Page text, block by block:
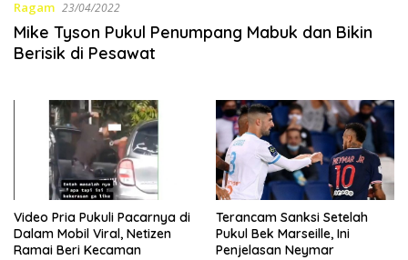
Ragam 23/04/2022
Mike Tyson Pukul Penumpang Mabuk dan Bikin
Berisik di Pesawat
Video Pria Pukuli Pacarnya di
Dalam Mobil Viral, Netizen
Ramai Beri Kecaman
Terancam Sanksi Setelah
Pukul Bek Marseille, Ini
Penjelasan Neymar